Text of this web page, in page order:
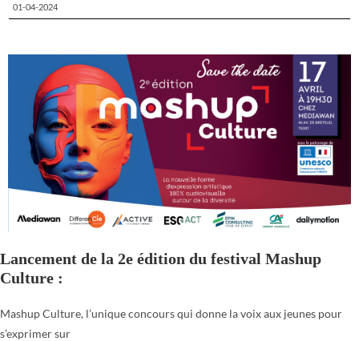
01-04-2024
Lancement de la 2e édition du festival Mashup
Culture :
Mashup Culture, l’unique concours qui donne la voix aux jeunes pour
s’exprimer sur